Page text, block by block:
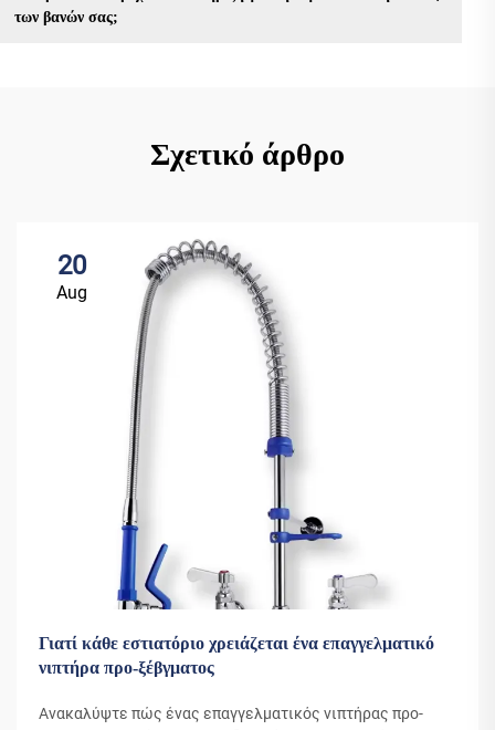
των βανών σας;
Σχετικό άρθρο
20
Aug
Γιατί κάθε εστιατόριο χρειάζεται ένα επαγγελματικό
νιπτήρα προ-ξέβγματος
Ανακαλύψτε πώς ένας επαγγελματικός νιπτήρας προ-